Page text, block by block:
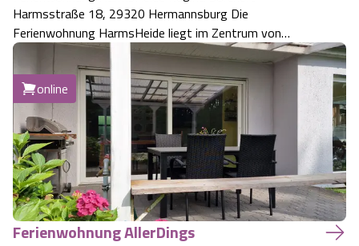
Harmsstraße 18, 29320 Hermannsburg Die
Ferienwohnung HarmsHeide liegt im Zentrum von
Hermannsburg. Für Wandertouren und Ausflüge ist sie
ein idealer Ausgangspunkt. Verschiedene Freizeit- und
Tierparks sind gut erreichbar. Mit dem Auto sind es 30km
zur Reside…
online
Ferienwohnung AllerDings